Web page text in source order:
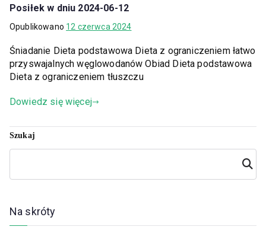
Posiłek w dniu 2024-06-12
Opublikowano 12 czerwca 2024
Śniadanie Dieta podstawowa Dieta z ograniczeniem łatwo
przyswajalnych węglowodanów Obiad Dieta podstawowa
Dieta z ograniczeniem tłuszczu
Dowiedz się więcej
Szukaj
Szuka
j
Na skróty